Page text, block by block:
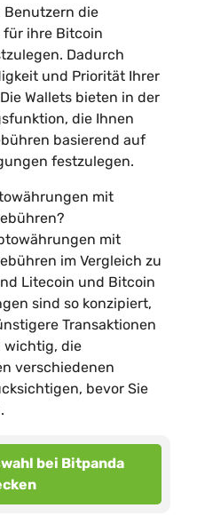
Benutzern die
für ihre Bitcoin
Dadurch
und Priorität Ihrer
Wallets bieten in der
die Ihnen
basierend auf
festzulegen.
mit
mit
im Vergleich zu
Litecoin und Bitcoin
sind so konzipiert,
Transaktionen
wichtig, die
verschiedenen
bevor Sie
bei Bitpanda